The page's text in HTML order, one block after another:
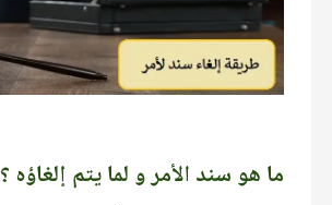
ما هو سند الأمر و لما يتم إلغاؤه ؟